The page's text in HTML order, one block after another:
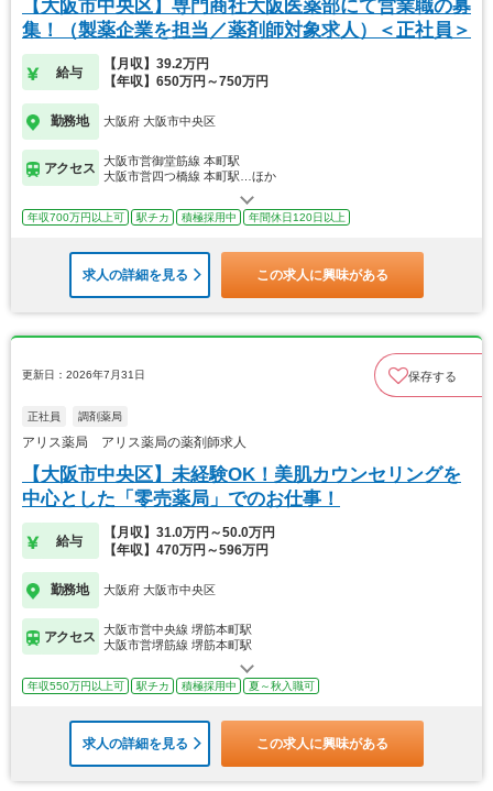
【大阪市中央区】専門商社大阪医薬部にて営業職の募
集！（製薬企業を担当／薬剤師対象求人）＜正社員＞
給与
【月収】39.2万円
【年収】650万円～750万円
勤務地 大阪府 大阪市中央区
アクセス
大阪市営御堂筋線 本町駅
大阪市営四つ橋線 本町駅…ほか
年収700万円以上可 駅チカ 積極採用中 年間休日120日以上
求人の詳細を見る この求人に興味がある
更新日：2026年7月31日 保存する
正社員 調剤薬局
アリス薬局 アリス薬局の薬剤師求人
【大阪市中央区】未経験OK！美肌カウンセリングを
中心とした「零売薬局」でのお仕事！
給与
【月収】31.0万円～50.0万円
【年収】470万円～596万円
勤務地 大阪府 大阪市中央区
アクセス
大阪市営中央線 堺筋本町駅
大阪市営堺筋線 堺筋本町駅
年収550万円以上可 駅チカ 積極採用中 夏～秋入職可
求人の詳細を見る この求人に興味がある